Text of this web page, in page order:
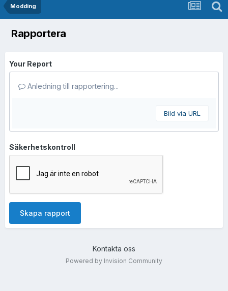
Modding
Rapportera
Your Report
Anledning till rapportering...
Bild via URL
Säkerhetskontroll
Skapa rapport
Kontakta oss
Powered by Invision Community